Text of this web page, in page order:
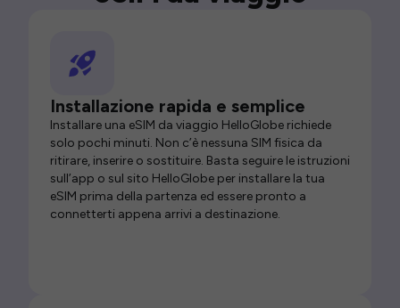
Installazione rapida e semplice
Installare una eSIM da viaggio HelloGlobe richiede
solo pochi minuti. Non c’è nessuna SIM fisica da
ritirare, inserire o sostituire. Basta seguire le istruzioni
sull’app o sul sito HelloGlobe per installare la tua
eSIM prima della partenza ed essere pronto a
connetterti appena arrivi a destinazione.